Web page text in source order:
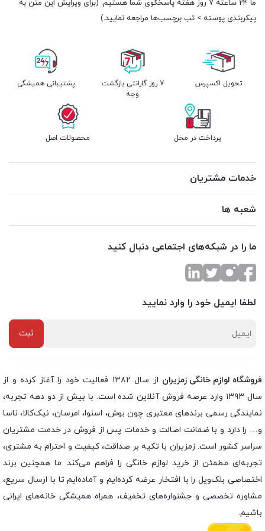
ما 24 ساعته 7 روز هفته پاسخگوی شما هستیم. (برای ویرایش این متن به
پیکربندی پوسته > تب برچسب‌ها مراجعه نمایید.)
تحویل اکسپرس
7 روز گارانتی بازگشت
وجه
پشتیبانی همیشگی
پرداخت در محل محصولات اصل
خدمات مشتریان
شعبه ها
ما را در شبکه‌های اجتماعی دنبال کنید
لطفا ایمیل خود را وارد نمایید
فروشگاه لوازم خانگی زمزیران
از سال ۱۳۸۲ فعالیت خود را آغاز کرده و از
سال ۱۳۹۳ وارد عرصه فروش آنلاین شده است. با بیش از دو دهه تجربه،
نمایندگی رسمی برندهای معتبری چون بوش، اسنوا، امرسان، نیک‌کالا، ناسا
و… را دارد و با ضمانت اصالت و خدمات پس از فروش در خدمت مشتریان
سراسر کشور است. زمزیران با تکیه بر صداقت، کیفیت و احترام به مشتری،
تجربه‌ای مطمئن از خرید لوازم خانگی را فراهم می‌کند. ما همچنین برند
اختصاصی بلک‌ویل را با افتخار عرضه کرده‌ایم و آماده‌ایم تا با ارسال سریع،
مشاوره تخصصی و جشنواره‌های تخفیف، همراه همیشگی خانه‌های ایرانی
باشیم.